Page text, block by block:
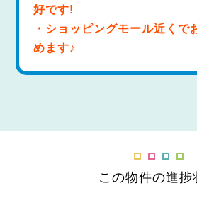
好です!
・ショッピングモール近くで
めます♪
この物件の進捗